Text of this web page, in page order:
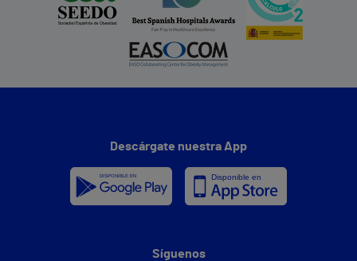
Descárgate nuestra App
Síguenos